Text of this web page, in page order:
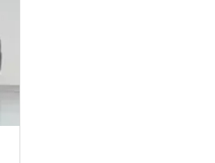
высокой
отличаются
систем помощи
стандартами
кто ценит
комфорта. Бренд